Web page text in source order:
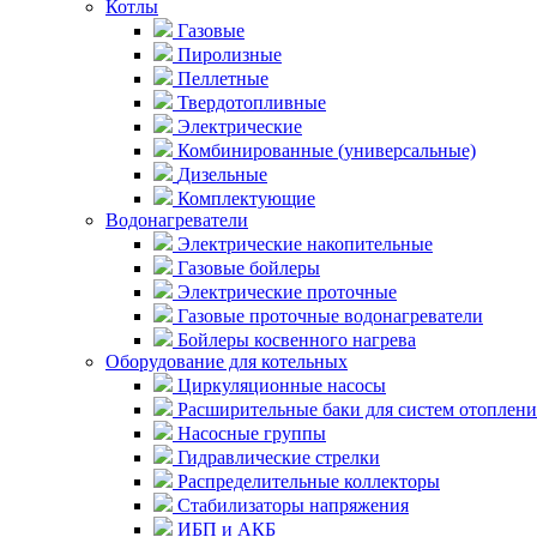
Котлы
Газовые
Пиролизные
Пеллетные
Твердотопливные
Электрические
Комбинированные (универсальные)
Дизельные
Комплектующие
Водонагреватели
Электрические накопительные
Газовые бойлеры
Электрические проточные
Газовые проточные водонагреватели
Бойлеры косвенного нагрева
Оборудование для котельных
Циркуляционные насосы
Расширительные баки для систем
Насосные группы
Гидравлические стрелки
Распределительные коллекторы
Стабилизаторы напряжения
ИБП и АКБ